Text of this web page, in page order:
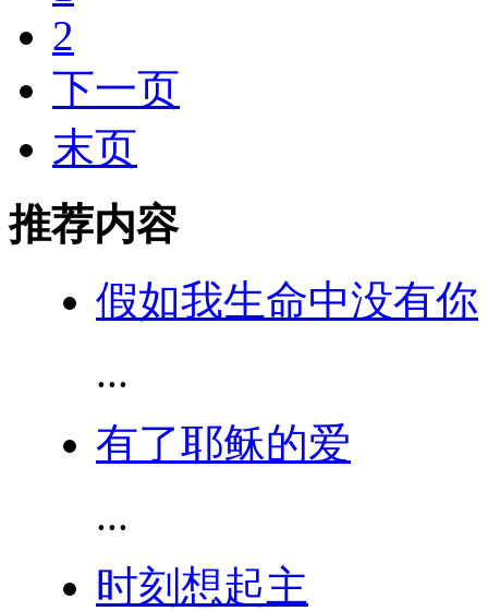
2
下一页
末页
推荐内容
假如我生命中没有你
...
有了耶稣的爱
...
时刻想起主